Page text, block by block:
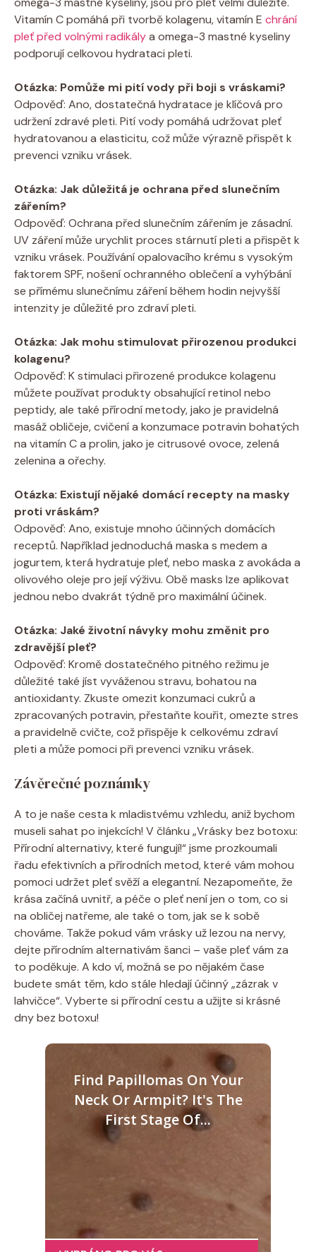
Vitamín C pomáhá při tvorbě kolagenu, vitamín E chrání
pleť před volnými radikálya omega-3 mastné kyseliny
podporují celkovou hydrataci pleti.
Otázka: Pomůže mi pití vody při boji s vráskami?
Odpověď: Ano, dostatečná hydratace je klíčová pro
udržení zdravé pleti. Pití vody pomáhá udržovat pleť
hydratovanou a elasticitu, což může výrazně přispět k
prevenci vzniku vrásek.
Otázka: Jak důležitá je ochrana před slunečním
zářením?
Odpověď: Ochrana před slunečním zářením je zásadní.
UV záření může urychlit proces stárnutí pleti a přispět k
vzniku vrásek. Používání opalovacího krému s vysokým
faktorem SPF, nošení ochranného oblečení a vyhýbání
se přímému slunečnímu záření během hodin nejvyšší
intenzity je důležité pro zdraví pleti.
Otázka: Jak mohu stimulovat přirozenou produkci
kolagenu?
Odpověď: K stimulaci přirozené produkce kolagenu
můžete používat produkty obsahující retinol nebo
peptidy, ale také přírodní metody, jako je pravidelná
masáž obličeje, cvičení a konzumace potravin bohatých
na vitamín C a prolin, jako je citrusové ovoce, zelená
zelenina a ořechy.
Otázka: Existují nějaké domácí recepty na masky
proti vráskám?
Odpověď: Ano, existuje mnoho účinných domácích
receptů. Například jednoduchá maska s medem a
jogurtem, která hydratuje pleť, nebo maska z avokáda a
olivového oleje pro její výživu. Obě masks lze aplikovat
jednou nebo dvakrát týdně pro maximální účinek.
Otázka: Jaké životní návyky mohu změnit pro
zdravější pleť?
Odpověď: Kromě dostatečného pitného režimu je
důležité také jíst vyváženou stravu, bohatou na
antioxidanty. Zkuste omezit konzumaci cukrů a
zpracovaných potravin, přestaňte kouřit, omezte stres
a pravidelně cvičte, což přispěje k celkovému zdraví
pleti a může pomoci při prevenci vzniku vrásek.
Závěrečné poznámky
A to je naše cesta k mladistvému vzhledu, aniž bychom
museli sahat po injekcích! V článku „Vrásky bez botoxu:
Přírodní alternativy, které fungují!“ jsme prozkoumali
řadu efektivních a přírodních metod, které vám mohou
pomoci udržet pleť svěží a elegantní. Nezapomeňte, že
krása začíná uvnitř, a péče o pleť není jen o tom, co si
na obličej natřeme, ale také o tom, jak se k sobě
chováme. Takže pokud vám vrásky už lezou na nervy,
dejte přírodním alternativám šanci – vaše pleť vám za
to poděkuje. A kdo ví, možná se po nějakém čase
budete smát těm, kdo stále hledají účinný „zázrak v
lahvičce“. Vyberte si přírodní cestu a užijte si krásné
dny bez botoxu!
Find Papillomas On Your
Neck Or Armpit? It's The
First Stage Of...